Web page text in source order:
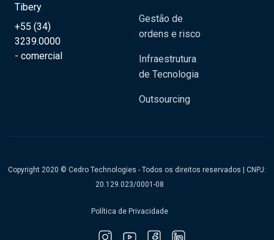
Tibery
+55 (34)
3239.0000
- comercial
Gestão de
ordens e risco
Infraestrutura
de Tecnologia
Outsourcing
Copyright 2020 © Cedro Technologies - Todos os direitos reservados | CNPJ:
20.129.023/0001-08
Política de Privacidade